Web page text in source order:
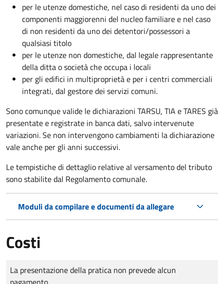
per le utenze domestiche, nel caso di residenti da uno dei
componenti maggiorenni del nucleo familiare e nel caso
di non residenti da uno dei detentori/possessori a
qualsiasi titolo
per le utenze non domestiche, dal legale rappresentante
della ditta o società che occupa i locali
per gli edifici in multiproprietà e per i centri commerciali
integrati, dal gestore dei servizi comuni.
Sono comunque valide le dichiarazioni TARSU, TIA e TARES già
presentate e registrate in banca dati, salvo intervenute
variazioni. Se non intervengono cambiamenti la dichiarazione
vale anche per gli anni successivi.
Le tempistiche di dettaglio relative al versamento del tributo
sono stabilite dal Regolamento comunale.
Moduli da compilare e documenti da allegare
Costi
Tipo di pagamento
Importo
La presentazione della pratica non prevede alcun